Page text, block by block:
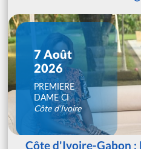
7 Août
2026
PREMIERE
DAME CI
Côte d'Ivoire
Côte d'Ivoire-Gabon